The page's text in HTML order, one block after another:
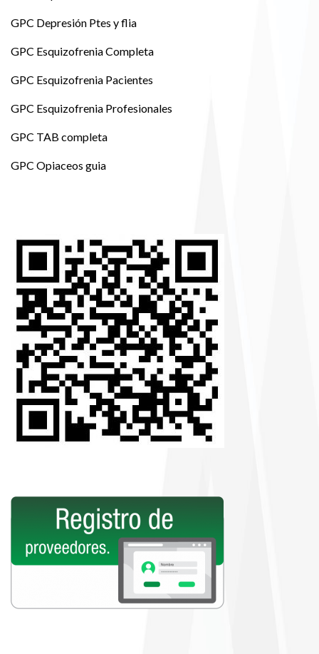
GPC Depresión Ptes y flia
GPC Esquizofrenia Completa
GPC Esquizofrenia Pacientes
GPC Esquizofrenia Profesionales
GPC TAB completa
GPC Opiaceos guia